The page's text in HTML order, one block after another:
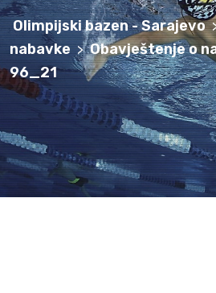
Olimpijski bazen - Sarajevo
nabavke > Obavještenje o
96_21